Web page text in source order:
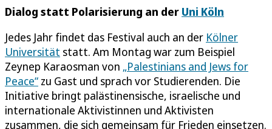
Dialog statt Polarisierung an der Uni Köln
Jedes Jahr findet das Festival auch an der Kölner
Universität statt. Am Montag war zum Beispiel
Zeynep Karaosman von „Palestinians and Jews for
Peace“ zu Gast und sprach vor Studierenden. Die
Initiative bringt palästinensische, israelische und
internationale Aktivistinnen und Aktivisten
zusammen, die sich gemeinsam für Frieden einsetzen.